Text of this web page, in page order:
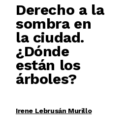
Derecho a la
sombra en
la ciudad.
¿Dónde
están los
árboles?
Irene Lebrusán Murillo